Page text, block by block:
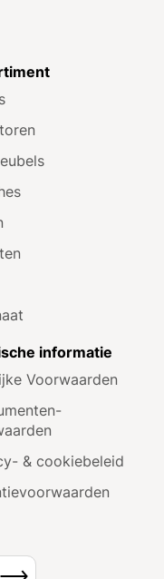
informatie
Voorwaarden
& cookiebeleid
Inschrijven